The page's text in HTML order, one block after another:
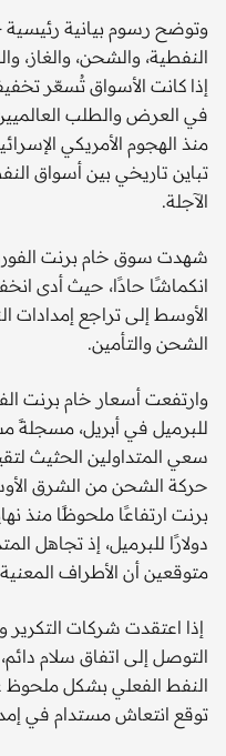
وتوضح رسوم بيانية رئيسية
النفطية، والشحن، والغاز،
إذا كانت الأسواق تُسعّر
في العرض والطلب
منذ الهجوم الأمريكي
تباين تاريخي بين أسواق
الآجلة.
شهدت سوق خام برنت
انكماشًا حادًا، حيث أدى
الأوسط إلى تراجع إمدادات
الشحن والتأمين.
للبرميل في أبريل، مسجلةً
سعي المتداولين الحثيث
حركة الشحن من الشرق
دولارًا للبرميل، إذ تجاهل
متوقعين أن الأطراف
إذا اعتقدت شركات التكرير
التوصل إلى اتفاق سلام
النفط الفعلي بشكل ملحوظ
توقع انتعاش مستدام في